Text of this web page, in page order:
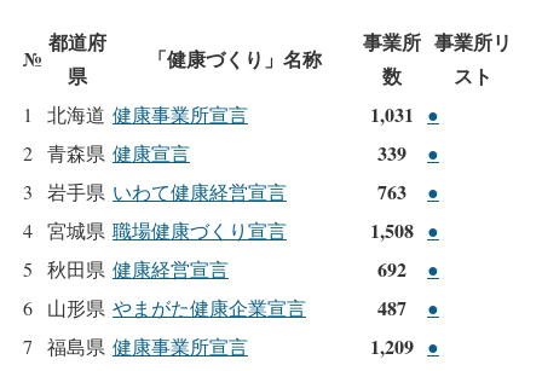
№
都道府
県
「健康づくり」名称
事業所
数
事業所リ
スト
1 北海道 健康事業所宣言 1,031
●
2 青森県 健康宣言 339
●
3
岩手県 いわて健康経営宣言 763
●
4 宮城県 職場健康づくり宣言 1,508 ●
5
秋田県 健康経営宣言 692
●
6
山形県 やまがた健康企業宣言 487
●
7
福島県 健康事業所宣言 1,209 ●